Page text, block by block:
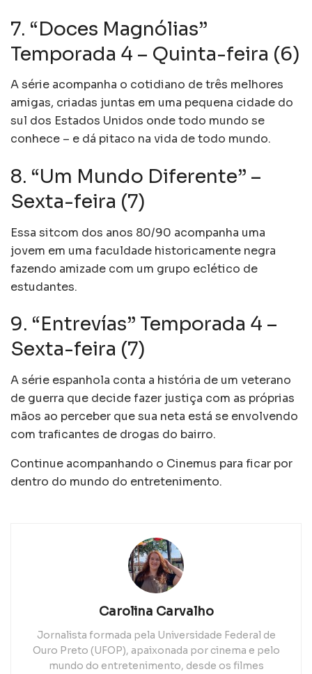
7. “Doces Magnólias”
Temporada 4 – Quinta-feira (6)
A série acompanha o cotidiano de três melhores
amigas, criadas juntas em uma pequena cidade do
sul dos Estados Unidos onde todo mundo se
conhece – e dá pitaco na vida de todo mundo.
8. “Um Mundo Diferente” –
Sexta-feira (7)
Essa sitcom dos anos 80/90 acompanha uma
jovem em uma faculdade historicamente negra
fazendo amizade com um grupo eclético de
estudantes.
9. “Entrevías” Temporada 4 –
Sexta-feira (7)
A série espanhola conta a história de um veterano
de guerra que decide fazer justiça com as próprias
mãos ao perceber que sua neta está se envolvendo
com traficantes de drogas do bairro.
Continue acompanhando o Cinemus para ficar por
dentro do mundo do entretenimento.
Carolina Carvalho
Jornalista formada pela Universidade Federal de
Ouro Preto (UFOP), apaixonada por cinema e pelo
mundo do entretenimento, desde os filmes